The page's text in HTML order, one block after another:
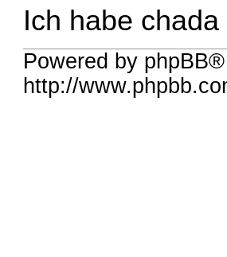
Ich habe
Powered by
http://